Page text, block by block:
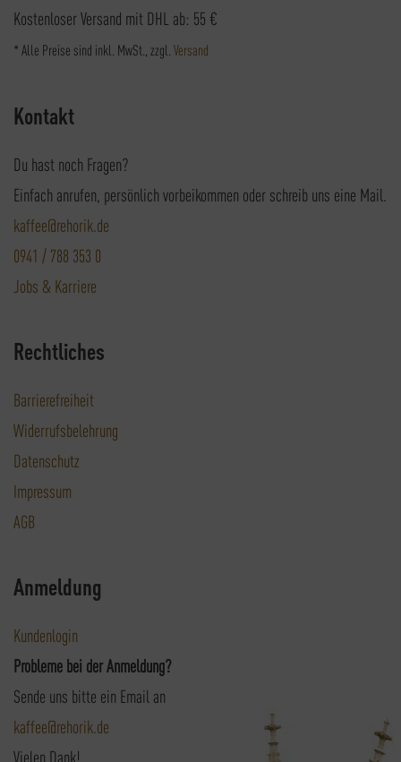
Kostenloser Versand mit DHL ab: 55 €
* Alle Preise sind inkl. MwSt., zzgl. Versand
Kontakt
Du hast noch Fragen?
Einfach anrufen, persönlich vorbeikommen oder schreib uns eine Mail.
kaffee@rehorik.de
0941 / 788 353 0
Jobs & Karriere
Rechtliches
Barrierefreiheit
Widerrufsbelehrung
Datenschutz
Impressum
AGB
Anmeldung
Kundenlogin
Probleme bei der Anmeldung?
Sende uns bitte ein Email an
kaffee@rehorik.de
Vielen Dank!